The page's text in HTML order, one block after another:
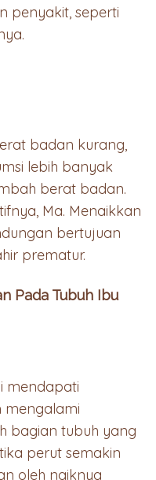
penyakit, seperti
badan kurang,
lebih banyak
berat badan.
Ma. Menaikkan
bertujuan
prematur.
Pada Tubuh Ibu
mendapati
mengalami
bagian tubuh yang
perut semakin
oleh naiknya